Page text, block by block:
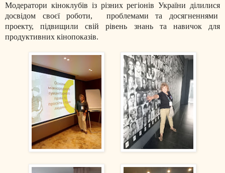
Модератори кіноклубів із різних регіонів України ділилися
досвідом своєї роботи, проблемами та досягненнями
проекту, підвищили свій рівень знань та навичок для
продуктивних кінопоказів.